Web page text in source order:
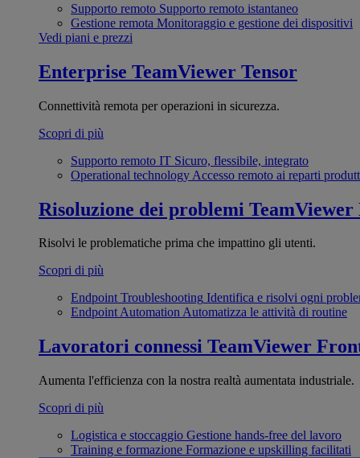
Supporto remoto Supporto remoto istantaneo
Gestione remota Monitoraggio e gestione dei dispositivi
Vedi piani e prezzi
Enterprise TeamViewer Tensor
Connettività remota per operazioni in sicurezza.
Scopri di più
Supporto remoto IT Sicuro, flessibile, integrato
Operational technology Accesso remoto ai reparti
Risoluzione dei problemi TeamViewer
Risolvi le problematiche prima che impattino gli utenti.
Scopri di più
Endpoint Troubleshooting Identifica e risolvi ogni
Endpoint AutomationAutomatizza le attività di routine
Lavoratori connessi TeamViewer
Aumenta l'efficienza con la nostra realtà aumentata industriale.
Scopri di più
Logistica e stoccaggio Gestione hands-free del lavoro
Training e formazione Formazione e upskilling facilitati